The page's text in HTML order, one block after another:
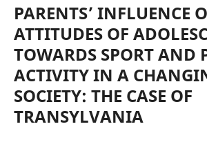
PARENTS’ INFLUENCE
ATTITUDES OF
TOWARDS SPORT AND
ACTIVITY IN A
SOCIETY: THE CASE OF
TRANSYLVANIA